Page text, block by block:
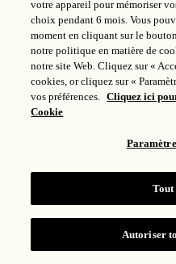
LICENCE
GONGAN
ROSEWOOD
votre appareil pour mémoriser
choix pendant 6 mois. Vous
moment en cliquant sur le
notre politique en matière de
notre site Web. Cliquez sur «
cookies, or cliquez sur «
vos préférences. Cliquez ici
Cookie
Tout
Autoriser